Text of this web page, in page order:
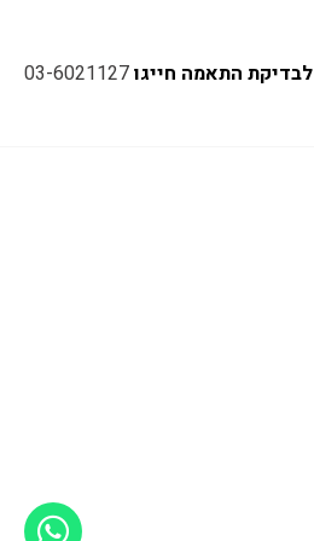
לבדיקת התאמה חייגו03-6021127